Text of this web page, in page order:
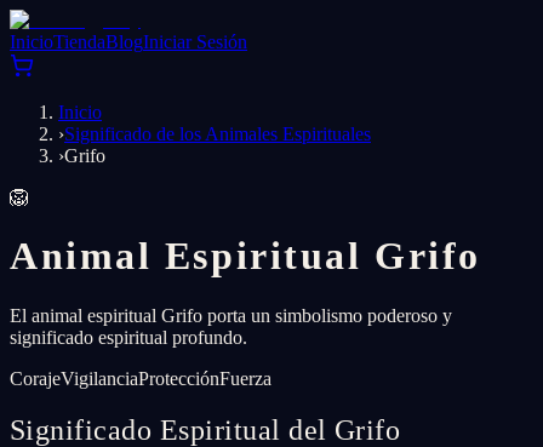
InicioTiendaBlogIniciar Sesión
Inicio
›Significado de los Animales Espirituales
›Grifo
🦁
Animal Espiritual Grifo
El animal espiritual Grifo porta un simbolismo poderoso y
significado espiritual profundo.
CorajeVigilanciaProtecciónFuerza
Significado Espiritual del Grifo